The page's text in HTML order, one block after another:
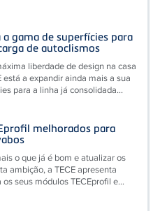
a gama de superfícies para
de autoclismos
liberdade de design na casa
está a expandir ainda mais a sua
para a linha já consolidada...
melhorados para
o que já é bom e atualizar os
ambição, a TECE apresenta
seus módulos TECEprofil e...